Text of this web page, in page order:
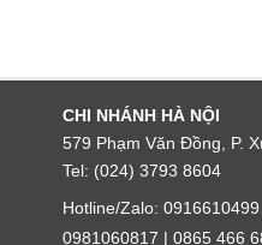
CHI NHÁNH HÀ NỘI
579 Phạm Văn Đồng, P.
Tel: (024) 3793 8604
Hotline/Zalo:
0981060817 | 0865 466